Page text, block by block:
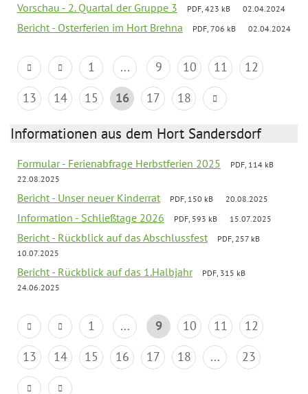
Vorschau - 2. Quartal der Gruppe 3 PDF, 423 kB 02.04.2024
Bericht - Osterferien im Hort Brehna PDF, 706 kB 02.04.2024
1 ... 9 10 11
12
13
14 15 16 17 18
Informationen aus dem Hort Sandersdorf
Formular - Ferienabfrage Herbstferien 2025
PDF, 114 kB
22.08.2025
Bericht - Unser neuer Kinderrat PDF, 150 kB 20.08.2025
Information - Schließtage 2026 PDF, 593 kB 15.07.2025
Bericht - Rückblick auf das Abschlussfest
PDF, 257 kB
10.07.2025
Bericht - Rückblick auf das 1.Halbjahr
PDF, 315 kB
24.06.2025
1 ... 9 10 11
12
13
14 15 16 17 18 ... 23